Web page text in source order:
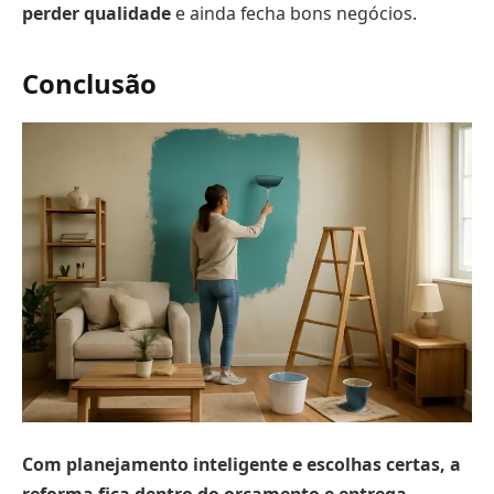
perder qualidade e ainda fecha bons negócios.
Conclusão
Com planejamento inteligente e escolhas certas, a